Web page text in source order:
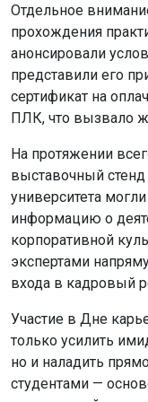
Отдельное
прохождения
анонсировали
представили его
сертификат на
ПЛК, что вызвало
На протяжении
выставочный
университета
информацию о
корпоративной
экспертами
входа в кадровый
Участие в Дне
только усилить
но и наладить
студентами —